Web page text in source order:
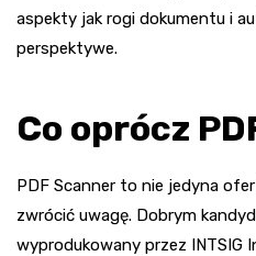
aspekty jak rogi dokumentu i
perspektywe.
Co oprócz
PDF Scanner to nie jedyna
zwrócić uwagę. Dobrym
wyprodukowany przez INTSIG